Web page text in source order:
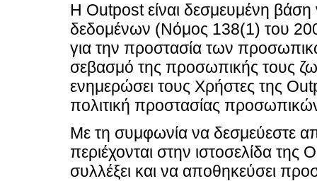
Η Outpost είναι δεσμευμένη
δεδομένων (Νόμος 138(1) του
για την προστασία των
σεβασμό της προσωπικής τους
ενημερώσει τους Χρήστες της
πολιτική προστασίας
Με τη συμφωνία να δεσμεύεστε
περιέχονται στην ιστοσελίδα
συλλέξει και να αποθηκεύσει